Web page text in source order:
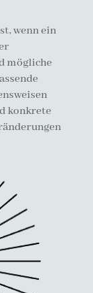
wenn ein
mögliche
konkrete